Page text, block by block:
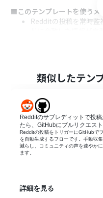
■このテンプレートを使うメ
Redditの投稿を常時監
はじめに、Redditと
連携します。
次に、トリガーで
チする投稿が行われた
視したいキーワードを
次に、AI機能の「テキ
最後に、Google スプ
る」を設定し、AIが抽
類似したテン
Redditのサブレディットで投
たら、GitHubにプルリクエス
Redditの投稿をトリガーにGitHubで
を自動生成するフローです。手動収
減らし、コミュニティの声を速やか
ます。
詳細を見る